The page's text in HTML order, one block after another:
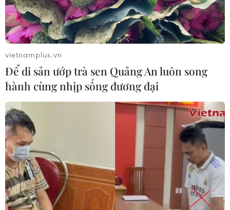
Iran và Oman thống nhất mở lại eo
biển Hormuz trong 60 ngày
06/08/2026 12:25
Israel thử nghiệm tên lửa Arrow giữa
lúc căng thẳng khu vực leo thang
06/08/2026 11:17
Iran cảnh báo đáp trả nhằm vào hạ
tầng năng lượng khu vực nếu bị tấn
công
06/08/2026 04:37
vietnamplus.vn
Để di sản ướp trà sen Quảng An luôn song
hành cùng nhịp sống đương đại